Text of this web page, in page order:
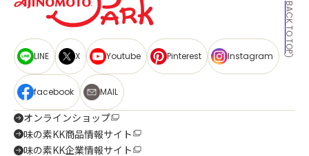
BACK TO TOP
LINE X Youtube Pinterest Instagram
facebook MAIL
オンラインショップ
味の素KK商品情報サイト
味の素KK企業情報サイト